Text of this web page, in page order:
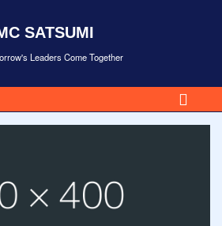
SATSUMI
Leaders Come Together